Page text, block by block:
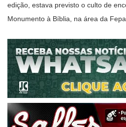
edição, estava previsto o culto de
Monumento à Bíblia, na área da